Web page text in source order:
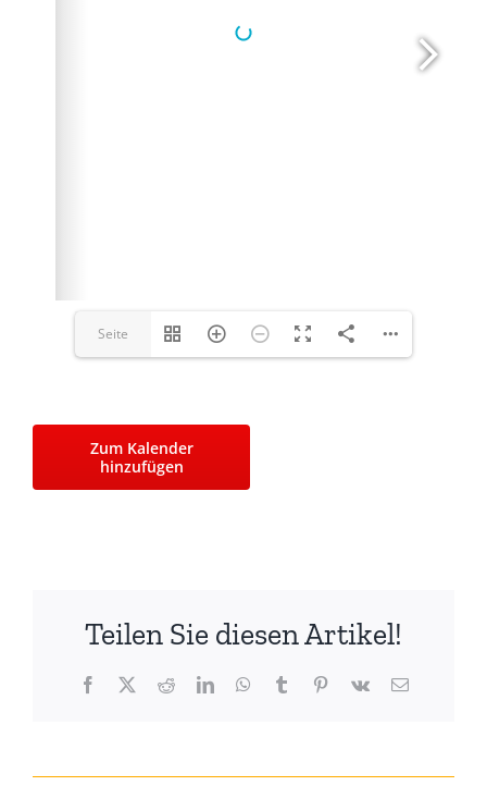
Seite
Zum Kalender
hinzufügen
Teilen Sie diesen Artikel!
Facebook
X RedditLinkedInWhatsApp
TumblrPinterest
Vk
E-